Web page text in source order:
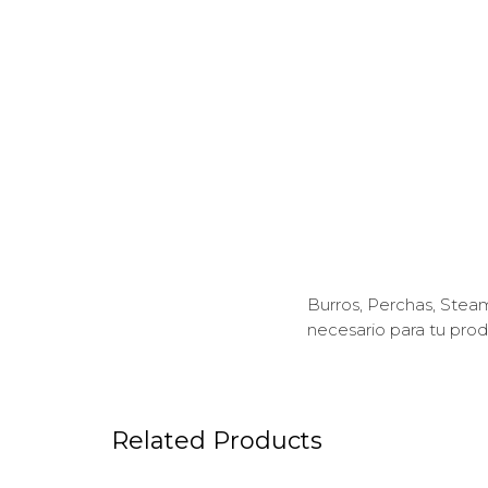
Burros, Perchas,
necesario para tu
Related Products